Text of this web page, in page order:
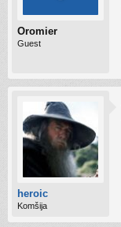
Oromier
Guest
heroic
Komšija